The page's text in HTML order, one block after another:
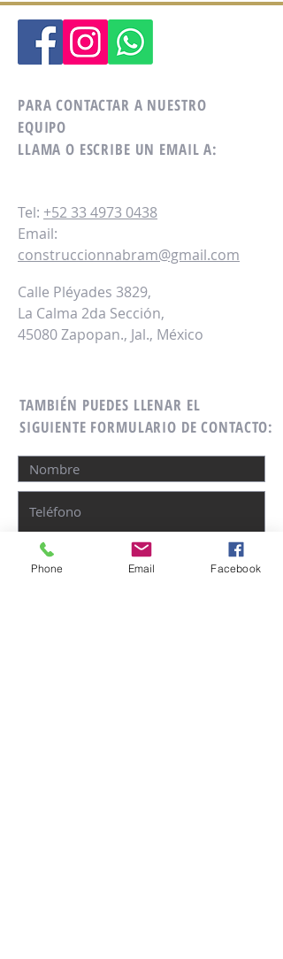
PARA CONTACTAR A NUESTRO
EQUIPO
LLAMA O ESCRIBE UN EMAIL A:
Tel: +52 33 4973 0438
Email:
construccionnabram@gmail.com
Calle Pléyades 3829,
La Calma 2da Sección,
45080 Zapopan., Jal., México
TAMBIÉN PUEDES LLENAR EL
SIGUIENTE FORMULARIO DE CONTACTO:
Phone Email Facebook